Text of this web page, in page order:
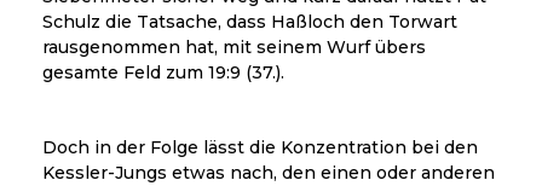
Schulz die Tatsache, dass Haßloch den Torwart
rausgenommen hat, mit seinem Wurf übers
gesamte Feld zum 19:9 (37.).
Doch in der Folge lässt die Konzentration bei den
Kessler-Jungs etwas nach, den einen oder anderen